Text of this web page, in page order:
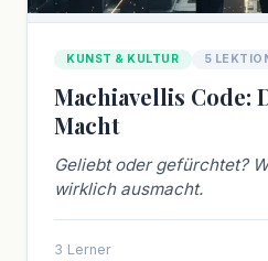
KUNST & KULTUR 5
Machiavellis Code:
Macht
Geliebt oder gefürchtet?
wirklich ausmacht.
3 Lerner